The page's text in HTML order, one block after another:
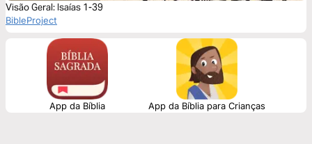
Visão Geral: Isaías 1-39
BibleProject
App da Bíblia App da Bíblia para Crianças